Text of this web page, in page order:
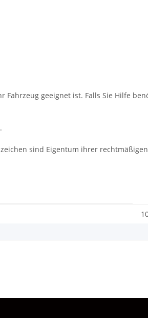
geeignet ist. Falls Sie Hilfe
sind Eigentum ihrer